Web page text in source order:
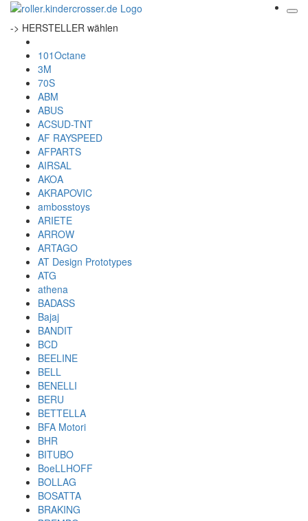
-> HERSTELLER wählen
101Octane
3M
70S
ABM
ABUS
ACSUD-TNT
AF RAYSPEED
AFPARTS
AIRSAL
AKOA
AKRAPOVIC
ambosstoys
ARIETE
ARROW
ARTAGO
AT Design Prototypes
ATG
athena
BADASS
Bajaj
BANDIT
BCD
BEELINE
BELL
BENELLI
BERU
BETTELLA
BFA Motori
BHR
BITUBO
BoeLLHOFF
BOLLAG
BOSATTA
BRAKING